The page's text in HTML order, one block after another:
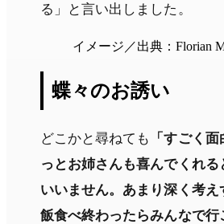
る」と言い出しました。
イメージ／出典：Florian
蝶々のお誘い
どこかと尋ねても
「すごく
っとお姉さんも喜んでくれ
いいません。あまり深く考え
飯食べ終わったらみんなで行